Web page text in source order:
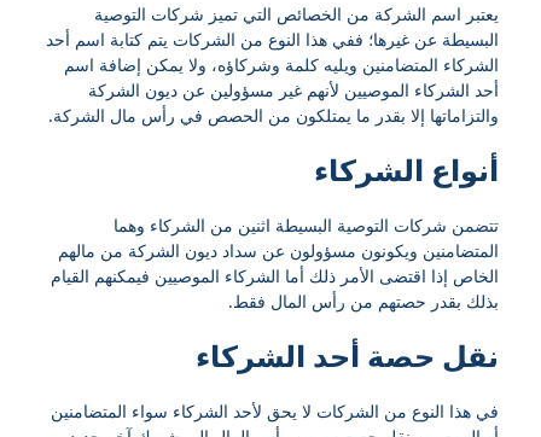
يعتبر اسم الشركة من الخصائص التي تميز شركات التوصية
البسيطة عن غيرها؛ ففي هذا النوع من الشركات يتم كتابة اسم أحد
الشركاء المتضامنين ويليه كلمة وشركاؤه، ولا يمكن إضافة اسم
أحد الشركاء الموصيين لأنهم غير مسؤولين عن ديون الشركة
والتزاماتها إلا بقدر ما يمتلكون من الحصص في رأس مال الشركة.
أنواع الشركاء
تتضمن شركات التوصية البسيطة اثنين من الشركاء وهما
المتضامنين ويكونون مسؤولون عن سداد ديون الشركة من مالهم
الخاص إذا اقتضى الأمر ذلك أما الشركاء الموصيين فيمكنهم القيام
بذلك بقدر حصتهم من رأس المال فقط.
نقل حصة أحد الشركاء
في هذا النوع من الشركات لا يحق لأحد الشركاء سواء المتضامنين